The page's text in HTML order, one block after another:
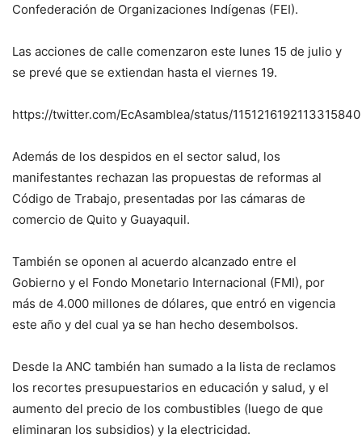
Confederación de Organizaciones Indígenas (FEI).
Las acciones de calle comenzaron este lunes 15 de julio y
se prevé que se extiendan hasta el viernes 19.
https://twitter.com/EcAsamblea/status/1151216192113315840
Además de los despidos en el sector salud, los
manifestantes rechazan las propuestas de reformas al
Código de Trabajo, presentadas por las cámaras de
comercio de Quito y Guayaquil.
También se oponen al acuerdo alcanzado entre el
Gobierno y el Fondo Monetario Internacional (FMI), por
más de 4.000 millones de dólares, que entró en vigencia
este año y del cual ya se han hecho desembolsos.
Desde la ANC también han sumado a la lista de reclamos
los recortes presupuestarios en educación y salud, y el
aumento del precio de los combustibles (luego de que
eliminaran los subsidios) y la electricidad.